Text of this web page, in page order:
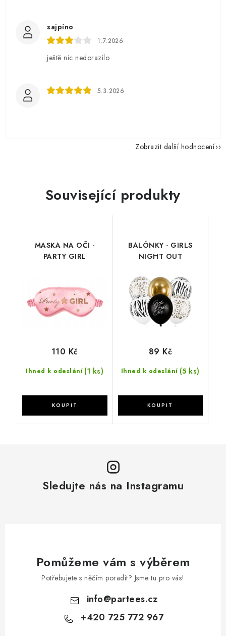
sajpíno
1.7.2026
ještě nic nedorazilo
5.3.2026
Zobrazit další hodnocení
Související produkty
MASKA NA OČI -
PARTY GIRL
Ihned k odeslání (1 ks)
110 Kč
BALÓNKY - GIRLS
NIGHT OUT
Ihned k odeslání (5 ks)
89 Kč
Sledujte nás na Instagramu
Pomůžeme vám s výběrem
Potřebujete s něčím poradit? Jsme tu pro vás!
info@partees.cz
+420 725 772 967